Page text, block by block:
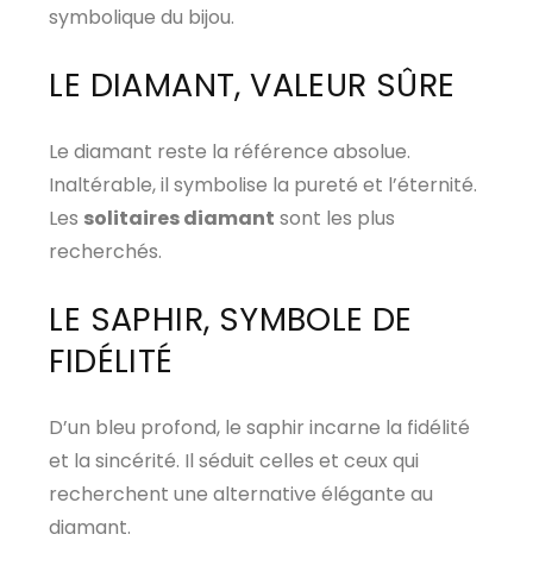
symbolique du bijou.
LE DIAMANT, VALEUR SÛRE
Le diamant reste la référence absolue.
Inaltérable, il symbolise la pureté et l’éternité.
Les solitaires diamant sont les plus
recherchés.
LE SAPHIR, SYMBOLE DE
FIDÉLITÉ
D’un bleu profond, le saphir incarne la fidélité
et la sincérité. Il séduit celles et ceux qui
recherchent une alternative élégante au
diamant.